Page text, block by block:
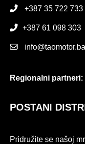
+387 35 722 733
+387 61 098 303
info@taomotor.ba
Regionalni partneri:
POSTANI
Pridružite se našoj